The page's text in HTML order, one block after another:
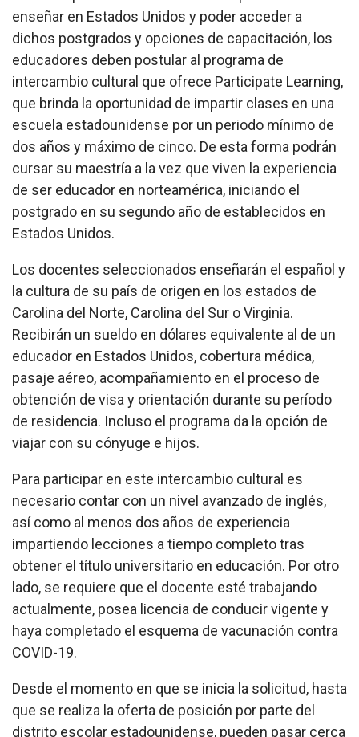
enseñar en Estados Unidos y poder acceder a
dichos postgrados y opciones de capacitación, los
educadores deben postular al programa de
intercambio cultural que ofrece Participate Learning,
que brinda la oportunidad de impartir clases en una
escuela estadounidense por un periodo mínimo de
dos años y máximo de cinco. De esta forma podrán
cursar su maestría a la vez que viven la experiencia
de ser educador en norteamérica, iniciando el
postgrado en su segundo año de establecidos en
Estados Unidos.
Los docentes seleccionados enseñarán el español y
la cultura de su país de origen en los estados de
Carolina del Norte, Carolina del Sur o Virginia.
Recibirán un sueldo en dólares equivalente al de un
educador en Estados Unidos, cobertura médica,
pasaje aéreo, acompañamiento en el proceso de
obtención de visa y orientación durante su período
de residencia. Incluso el programa da la opción de
viajar con su cónyuge e hijos.
Para participar en este intercambio cultural es
necesario contar con un nivel avanzado de inglés,
así como al menos dos años de experiencia
impartiendo lecciones a tiempo completo tras
obtener el título universitario en educación. Por otro
lado, se requiere que el docente esté trabajando
actualmente, posea licencia de conducir vigente y
haya completado el esquema de vacunación contra
COVID-19.
Desde el momento en que se inicia la solicitud, hasta
que se realiza la oferta de posición por parte del
distrito escolar estadounidense, pueden pasar cerca